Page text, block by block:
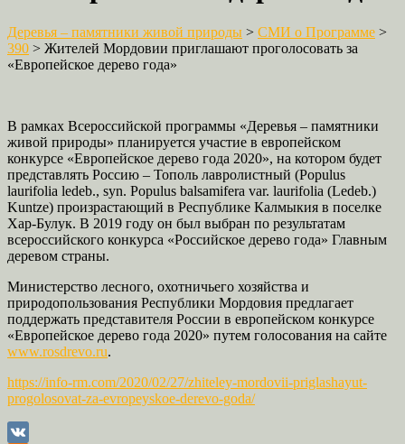
Деревья – памятники живой природы > СМИ о Программе >
390 > Жителей Мордовии приглашают проголосовать за
«Европейское дерево года»
В рамках Всероссийской программы «Деревья – памятники
живой природы» планируется участие в европейском
конкурсе «Европейское дерево года 2020», на котором будет
представлять Россию – Тополь лавролистный (Populus
laurifolia ledeb., syn. Populus balsamifera var. laurifolia (Ledeb.)
Kuntze) произрастающий в Республике Калмыкия в поселке
Хар-Булук. В 2019 году он был выбран по результатам
всероссийского конкурса «Российское дерево года» Главным
деревом страны.
Министерство лесного, охотничьего хозяйства и
природопользования Республики Мордовия предлагает
поддержать представителя России в европейском конкурсе
«Европейское дерево года 2020» путем голосования на сайте
www.rosdrevo.ru.
https://info-rm.com/2020/02/27/zhiteley-mordovii-priglashayut-
progolosovat-za-evropeyskoe-derevo-goda/